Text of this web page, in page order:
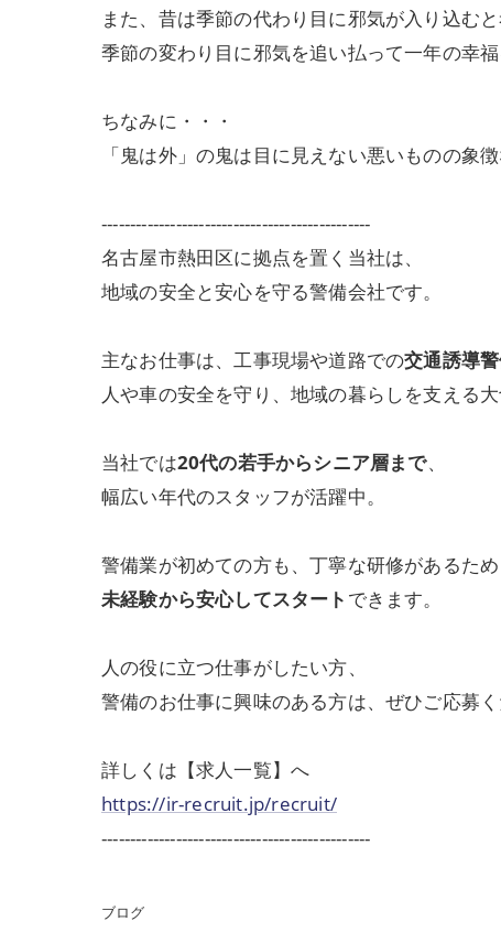
また、昔は季節の代わり目に邪気が入り込む
季節の変わり目に邪気を追い払って一年の幸
ちなみに・・・
「鬼は外」の鬼は目に見えない悪いものの象
-----------------------------------------------
名古屋市熱田区に拠点を置く当社は、
地域の安全と安心を守る警備会社です。
主なお仕事は、工事現場や道路での交通誘導
人や車の安全を守り、地域の暮らしを支える
当社では20代の若手からシニア層まで、
幅広い年代のスタッフが活躍中。
警備業が初めての方も、丁寧な研修があるため
未経験から安心してスタート できます。
人の役に立つ仕事がしたい方、
警備のお仕事に興味のある方は、ぜひご応募く
詳しくは【求人一覧】へ
https://ir-recruit.jp/recruit/
-----------------------------------------------
ブログ